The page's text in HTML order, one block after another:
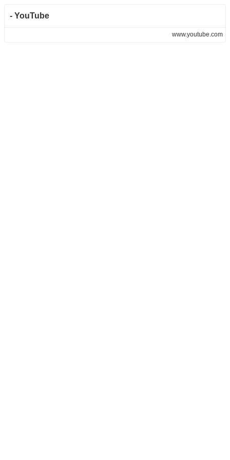
- YouTube
www.youtube.com